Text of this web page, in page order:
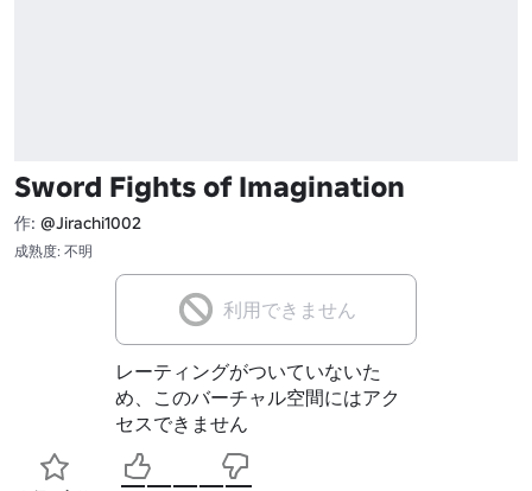
Sword Fights of Imagination
作: @Jirachi1002
成熟度: 不明
利用できません
レーティングがついていないた
め、このバーチャル空間にはアク
セスできません